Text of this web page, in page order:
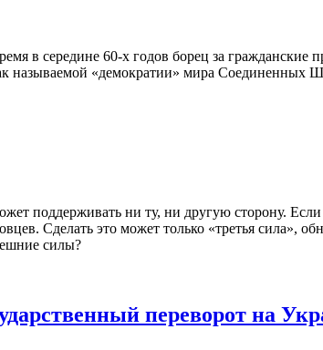
в середине 60-х годов борец за
называемой «демократии» мира Соединенных
поддерживать ни ту, ни другую сторону. Если
Сделать это может только «третья
силы?
переворот на